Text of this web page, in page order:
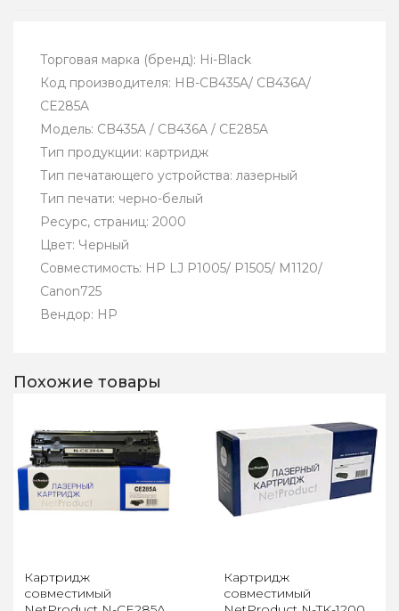
Торговая марка (бренд): Hi-Black
Код производителя: HB-CB435A/ CB436A/
CE285A
Модель: CB435A / CB436A / CE285A
Тип продукции: картридж
Тип печатающего устройства: лазерный
Тип печати: черно-белый
Ресурс, страниц: 2000
Цвет: Черный
Совместимость: HP LJ P1005/ P1505/ M1120/
Canon725
Вендор: HP
Похожие товары
Картридж
совместимый
Картридж
совместимый